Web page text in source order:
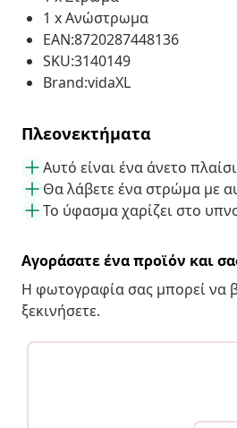
1 x Ανώστρωμα
EAN:8720287448136
SKU:3140149
Brand:vidaXL
Πλεονεκτήματα
Αυτό είναι ένα άνετο
Θα λάβετε ένα στρώμα με
Το ύφασμα χαρίζει στο
Αγοράσατε ένα προϊόν και
Η φωτογραφία σας μπορεί να
ξεκινήσετε.